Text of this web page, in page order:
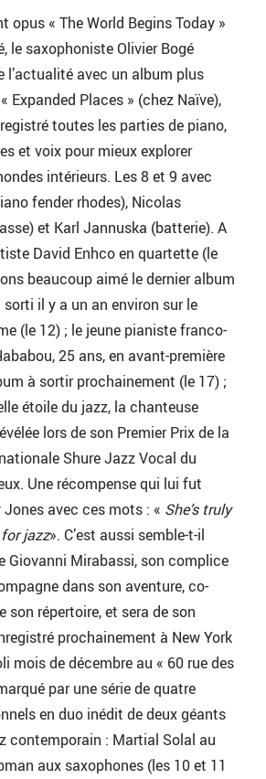
opus « The World Begins Today »
le saxophoniste Olivier Bogé
l’actualité avec un album plus
Expanded Places » (chez Naïve),
toutes les parties de piano,
et voix pour mieux explorer
intérieurs. Les 8 et 9 avec
fender rhodes), Nicolas
et Karl Jannuska (batterie). A
David Enhco en quartette (le
beaucoup aimé le dernier album
sorti il y a un an environ sur le
(le 12) ; le jeune pianiste franco-
25 ans, en avant-première
à sortir prochainement (le 17) ;
étoile du jazz, la chanteuse
lors de son Premier Prix de la
Shure Jazz Vocal du
Une récompense qui lui fut
avec ces mots : « She’s truly
jazz». C’est aussi semble-t-il
Giovanni Mirabassi, son complice
dans son aventure, co-
son répertoire, et sera de son
prochainement à New York
mois de décembre au « 60 rue des
par une série de quatre
en duo inédit de deux géants
contemporain : Martial Solal au
aux saxophones (les 10 et 11